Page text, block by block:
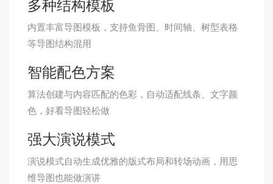
内置丰富导图模板，支持鱼骨图、时间轴、树型表格
等导图结构混用
智能配色方案
算法创建与内容匹配的色彩，自动适配线条、文字颜
色，好看导图轻松做
强大演说模式
演说模式自动生成优雅的版式布局和转场动画，用思
维导图也能做演讲